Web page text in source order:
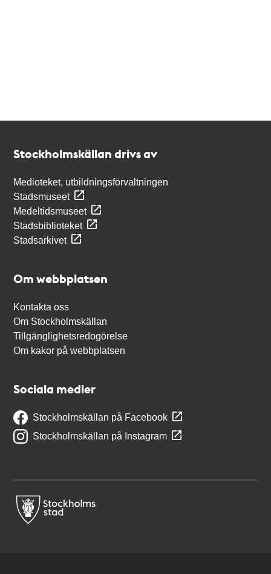
Stockholmskällan drivs av
Medioteket, utbildningsförvaltningen
Stadsmuseet
Medeltidsmuseet
Stadsbiblioteket
Stadsarkivet
Om webbplatsen
Kontakta oss
Om Stockholmskällan
Tillgänglighetsredogörelse
Om kakor på webbplatsen
Sociala medier
Stockholmskällan på Facebook
Stockholmskällan på Instagram